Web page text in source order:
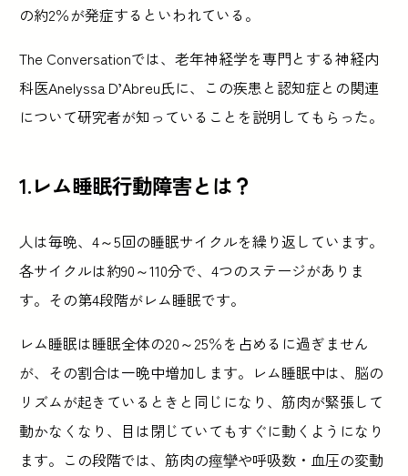
の約2％が発症するといわれている。
The Conversationでは、老年神経学を専門とする神経内
科医Anelyssa D’Abreu氏に、この疾患と認知症との関連
について研究者が知っていることを説明してもらった。
1.レム睡眠行動障害とは？
人は毎晩、4～5回の睡眠サイクルを繰り返しています。
各サイクルは約90～110分で、4つのステージがありま
す。その第4段階がレム睡眠です。
レム睡眠は睡眠全体の20～25％を占めるに過ぎません
が、その割合は一晩中増加します。レム睡眠中は、脳の
リズムが起きているときと同じになり、筋肉が緊張して
動かなくなり、目は閉じていてもすぐに動くようになり
ます。この段階では、筋肉の痙攣や呼吸数・血圧の変動